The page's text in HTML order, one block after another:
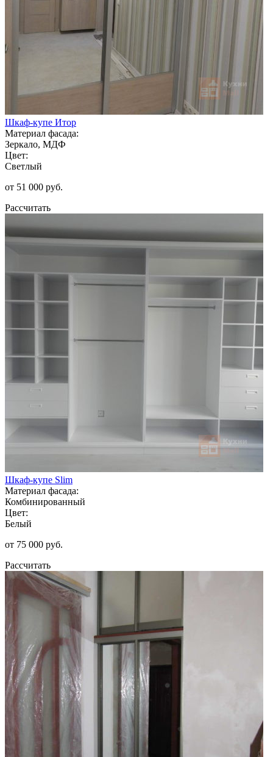
Шкаф-купе Итор
Материал фасада:
Зеркало, МДФ
Цвет:
Светлый
от 51 000 руб.
Рассчитать
Шкаф-купе Slim
Материал фасада:
Комбинированный
Цвет:
Белый
от 75 000 руб.
Рассчитать